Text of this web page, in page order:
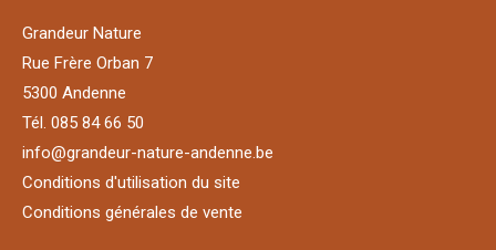
Grandeur Nature
Rue Frère Orban 7
5300 Andenne
Tél. 085 84 66 50
info@grandeur-nature-andenne.be
Conditions d'utilisation du site
Conditions générales de vente